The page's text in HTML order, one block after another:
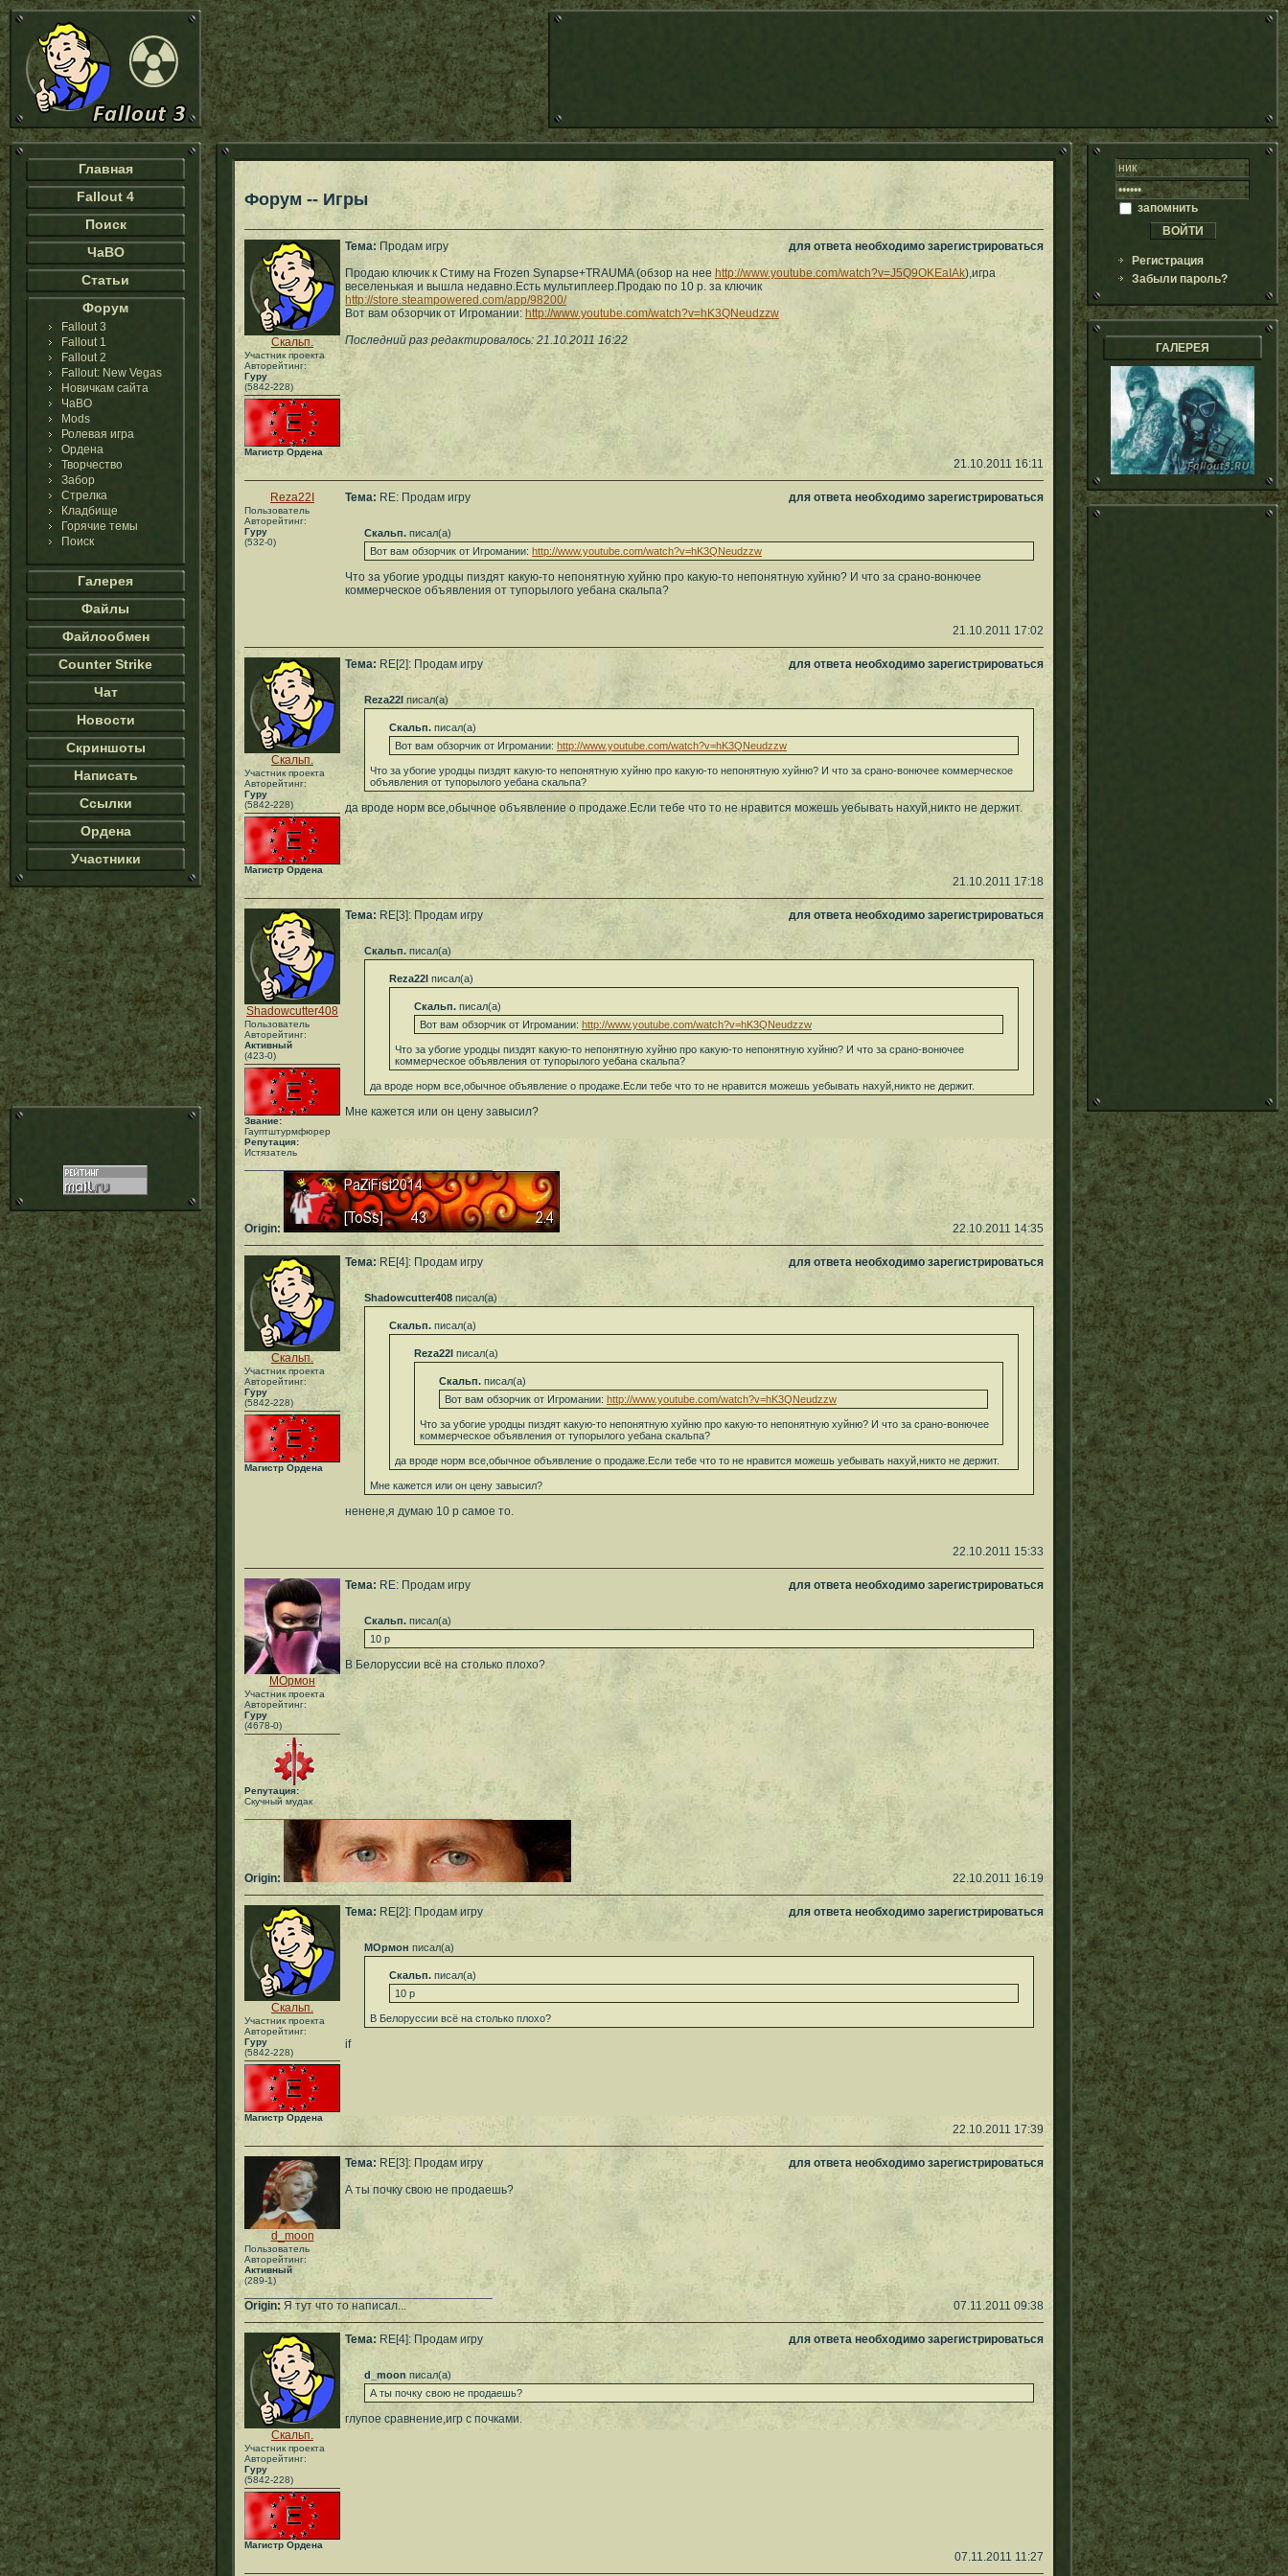
Главная
Fallout 4
Поиск
ЧаВО
Статьи
Форум
Fallout 3
Fallout 1
Fallout 2
Fallout: New Vegas
Новичкам сайта
ЧаВО
Mods
Ролевая игра
Ордена
Творчество
Забор
Стрелка
Кладбище
Горячие темы
Поиск
Галерея
Файлы
Файлообмен
Counter Strike
Чат
Новости
Скриншоты
Написать
Ссылки
Ордена
Участники
Форум -- Игры
Скальп.
Участник проекта
Авторейтинг:
Гуру
(5842-228)
Магистр Ордена
Тема: Продам игру
для ответа необходимо зарегистрироваться
Продаю ключик к Стиму на Frozen Synapse+TRAUMA (обзор на нее http://www.youtube.com/watch?v=J5Q9OKEaIAk),игра
веселенькая и вышла недавно.Есть мультиплеер.Продаю по 10 р. за ключик
http://store.steampowered.com/app/98200/
Вот вам обзорчик от Игромании: http://www.youtube.com/watch?v=hK3QNeudzzw
Последний раз редактировалось: 21.10.2011 16:22
21.10.2011 16:11
Reza22I
Пользователь
Авторейтинг:
Гуру
(532-0)
Тема: RE: Продам игру для ответа необходимо зарегистрироваться
Скальп. писал(а)
Вот вам обзорчик от Игромании: http://www.youtube.com/watch?v=hK3QNeudzzw
Что за убогие уродцы пиздят какую-то непонятную хуйню про какую-то непонятную хуйню? И что за срано-вонючее
коммерческое объявления от тупорылого уебана скальпа?
21.10.2011 17:02
Скальп.
Участник проекта
Авторейтинг:
Гуру
(5842-228)
Магистр Ордена
Тема: RE[2]: Продам игру для ответа необходимо зарегистрироваться
Reza22I писал(а)
Скальп. писал(а)
Вот вам обзорчик от Игромании: http://www.youtube.com/watch?v=hK3QNeudzzw
Что за убогие уродцы пиздят какую-то непонятную хуйню про какую-то непонятную хуйню? И что за срано-вонючее коммерческое
объявления от тупорылого уебана скальпа?
да вроде норм все,обычное объявление о продаже.Если тебе что то не нравится можешь уебывать нахуй,никто не держит.
21.10.2011 17:18
Shadowcutter408
Пользователь
Авторейтинг:
Активный
(423-0)
Звание:
Гауптштурмфюрер
Репутация:
Истязатель
Тема: RE[3]: Продам игру для ответа необходимо зарегистрироваться
Скальп. писал(а)
Reza22I писал(а)
Скальп. писал(а)
Вот вам обзорчик от Игромании: http://www.youtube.com/watch?v=hK3QNeudzzw
Что за убогие уродцы пиздят какую-то непонятную хуйню про какую-то непонятную хуйню? И что за срано-вонючее
коммерческое объявления от тупорылого уебана скальпа?
да вроде норм все,обычное объявление о продаже.Если тебе что то не нравится можешь уебывать нахуй,никто не держит.
Мне кажется или он цену завысил?
_____________________________________
Origin: 22.10.2011 14:35
Скальп.
Участник проекта
Авторейтинг:
Гуру
(5842-228)
Магистр Ордена
Тема: RE[4]: Продам игру для ответа необходимо зарегистрироваться
Shadowcutter408 писал(а)
Скальп. писал(а)
Reza22I писал(а)
Скальп. писал(а)
Вот вам обзорчик от Игромании: http://www.youtube.com/watch?v=hK3QNeudzzw
Что за убогие уродцы пиздят какую-то непонятную хуйню про какую-то непонятную хуйню? И что за срано-вонючее
коммерческое объявления от тупорылого уебана скальпа?
да вроде норм все,обычное объявление о продаже.Если тебе что то не нравится можешь уебывать нахуй,никто не держит.
Мне кажется или он цену завысил?
ненене,я думаю 10 р самое то.
22.10.2011 15:33
МОрмон
Участник проекта
Авторейтинг:
Гуру
(4678-0)
Репутация:
Скучный мудак
Тема: RE: Продам игру для ответа необходимо зарегистрироваться
Скальп. писал(а)
10 р
В Белоруссии всё на столько плохо?
_____________________________________
Origin: 22.10.2011 16:19
Скальп.
Участник проекта
Авторейтинг:
Гуру
(5842-228)
Магистр Ордена
Тема: RE[2]: Продам игру для ответа необходимо зарегистрироваться
МОрмон писал(а)
Скальп. писал(а)
10 р
В Белоруссии всё на столько плохо?
if
22.10.2011 17:39
d_moon
Пользователь
Авторейтинг:
Активный
(289-1)
Тема: RE[3]: Продам игру
для ответа необходимо зарегистрироваться
А ты почку свою не продаешь?
_____________________________________
Origin: Я тут что то написал... 07.11.2011 09:38
Скальп.
Участник проекта
Авторейтинг:
Гуру
(5842-228)
Магистр Ордена
Тема: RE[4]: Продам игру для ответа необходимо зарегистрироваться
d_moon писал(а)
А ты почку свою не продаешь?
глупое сравнение,игр с почками.
07.11.2011 11:27
запомнить
Регистрация
Забыли пароль?
ГАЛЕРЕЯ